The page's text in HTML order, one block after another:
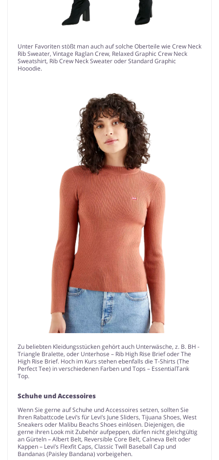
Unter Favoriten stößt man auch auf solche Oberteile wie Crew Neck
Rib Sweater, Vintage Raglan Crew, Relaxed Graphic Crew Neck
Sweatshirt, Rib Crew Neck Sweater oder Standard Graphic
Hooodie.
Zu beliebten Kleidungsstücken gehört auch Unterwäsche, z. B. BH -
Triangle Bralette, oder Unterhose – Rib High Rise Brief oder The
High Rise Brief. Hoch im Kurs stehen ebenfalls die T-Shirts (The
Perfect Tee) in verschiedenen Farben und Tops – EssentialTank
Top.
Schuhe und Accessoires
Wenn Sie gerne auf Schuhe und Accessoires setzen, sollten Sie
Ihren Rabattcode Levi’s für Levi’s June Sliders, Tijuana Shoes, West
Sneakers oder Malibu Beachs Shoes einlösen. Diejenigen, die
gerne ihren Look mit Zubehör aufpeppen, dürfen nicht gleichgültig
an Gürteln – Albert Belt, Reversible Core Belt, Calneva Belt oder
Kappen – Levi’s Flexfit Caps, Classic Twill Baseball Cap und
Bandanas (Paisley Bandana) vorbeigehen.